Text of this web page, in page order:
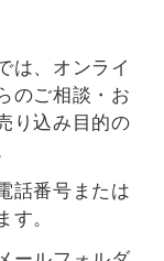
は、オンライ
のご相談・お
り込み目的の
話番号または
す。